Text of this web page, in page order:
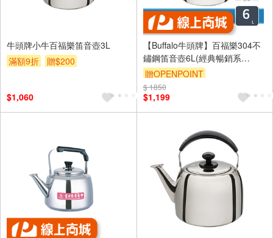
牛頭牌小牛百福樂笛音壺3L
滿額9折
贈$200
$1,060
【Buffalo牛頭牌】百福樂304不
鏽鋼笛音壺6L(經典暢銷系
列/SGS認證安全無毒/煮水壺/燒
水壺/IH電磁爐適用)
贈OPENPOINT
$ 1850
$1,199